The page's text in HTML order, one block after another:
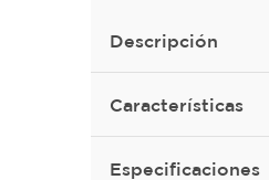
Descripción
Características
Especificaciones